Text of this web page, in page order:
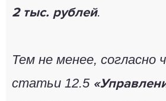
2 тыс. рублей.
Тем не менее, согласно
статьи 12.5